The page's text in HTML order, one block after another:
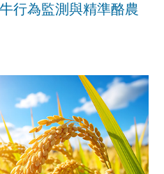
行為監測與精準酪農